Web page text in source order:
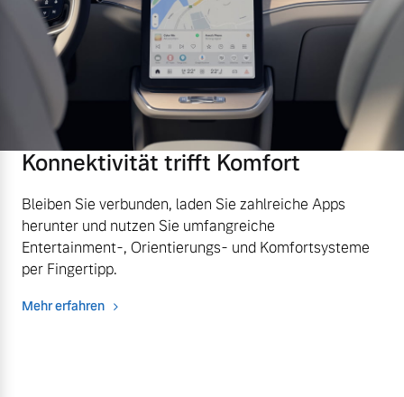
Mehr erfahren
Versicherung
Konnektivität trifft Komfort
Bleiben Sie verbunden, laden Sie zahlreiche Apps
herunter und nutzen Sie umfangreiche
Entertainment-, Orientierungs- und Komfortsysteme
per Fingertipp.
Mehr erfahren